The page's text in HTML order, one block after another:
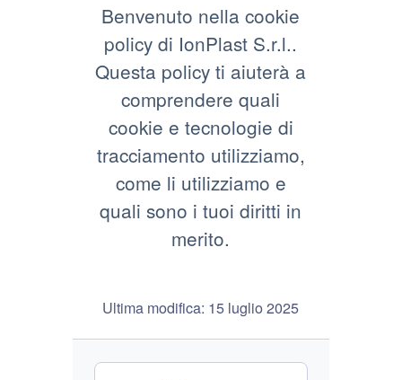
Benvenuto nella cookie
policy di IonPlast S.r.l..
Questa policy ti aiuterà a
comprendere quali
cookie e tecnologie di
tracciamento utilizziamo,
come li utilizziamo e
quali sono i tuoi diritti in
merito.
Ultima modifica: 15 luglio 2025